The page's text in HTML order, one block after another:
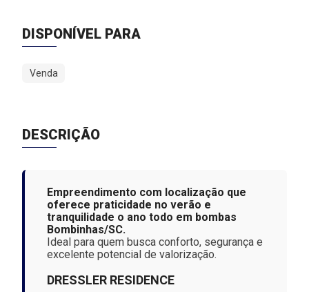
DISPONÍVEL PARA
Venda
DESCRIÇÃO
Empreendimento com localização que
oferece praticidade no verão e
tranquilidade o ano todo em bombas
Bombinhas/SC.
Ideal para quem busca conforto, segurança e
excelente potencial de valorização.
DRESSLER RESIDENCE